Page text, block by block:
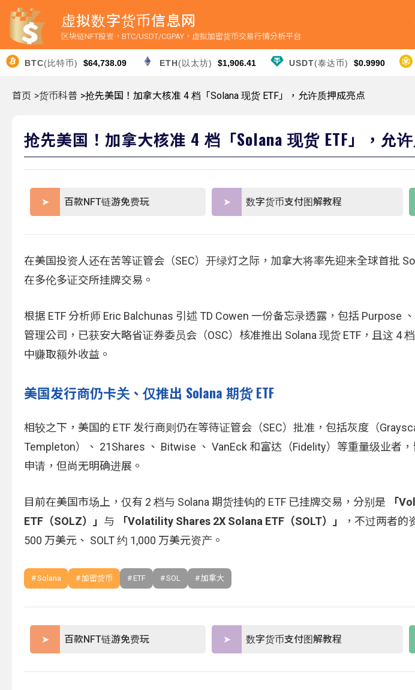
虚拟数字货币信息网
区块链NFT投资，BTC/USDT/CGPAY，虚拟加密货币交易行情分析平台
BTC(比特币) $64,738.09 ETH(以太坊) $1,906.41 USDT(泰达币) $0.9990
首页 >货币科普 >抢先美国！加拿大核准 4 档「Solana 现货 ETF」，允许质押成亮点
抢先美国！加拿大核准 4 档「Solana 现货 ETF」，允
百款NFT链游免费玩 数字货币支付图解教程
在美国投资人还在苦等证管会（SEC）开绿灯之际，加拿大将率先迎来全球首批
在多伦多证交所挂牌交易。
根据 ETF 分析师 Eric Balchunas 引述 TD Cowen 一份备忘录透露，包括 Purpose
管理公司，已获安大略省证券委员会（OSC）核准推出 Solana 现货 ETF，且这 4
中赚取额外收益。
美国发行商仍卡关、仅推出 Solana 期货 ETF
相较之下，美国的 ETF 发行商则仍在等待证管会（SEC）批准，包括灰度（
Templeton）、 21Shares 、 Bitwise 、 VanEck 和富达（Fidelity）等重量级业者，
申请，但尚无明确进展。
目前在美国市场上，仅有 2 档与 Solana 期货挂钩的 ETF 已挂牌交易，分别是
「
ETF（SOLZ）」 与 「Volatility Shares 2X Solana ETF（SOLT）」
，不过两者的
500 万美元、 SOLT 约 1,000 万美元资产。
Solana 加密货币 ETF SOL 加拿大
百款NFT链游免费玩 数字货币支付图解教程